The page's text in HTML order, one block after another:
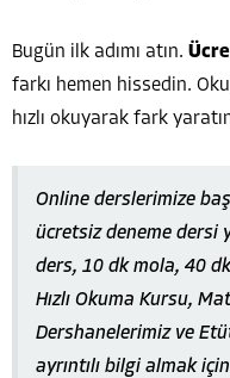
Bugün ilk adımı atın.
farkı hemen hissedin.
hızlı okuyarak fark
Online derslerimize
ücretsiz deneme dersi
ders, 10 dk mola, 40
Hızlı Okuma Kursu,
Dershanelerimiz ve
ayrıntılı bilgi almak